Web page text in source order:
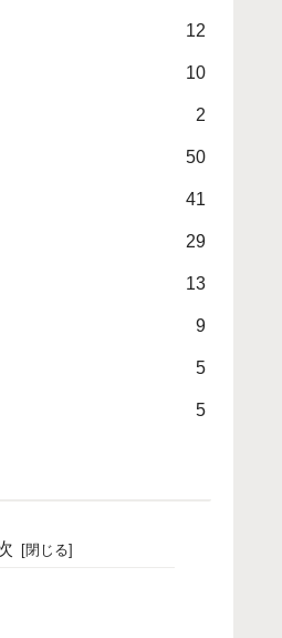
12
10
2
50
41
29
13
9
5
5